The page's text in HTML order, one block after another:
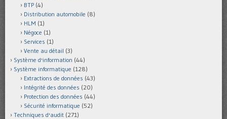
BTP (4)
Distribution automobile (8)
HLM (1)
Négoce (1)
Services (1)
Vente au détail (3)
Système d'information (44)
Système informatique (128)
Extractions de données (43)
Intégrité des données (20)
Protection des données (44)
Sécurité informatique (52)
Techniques d'audit (271)